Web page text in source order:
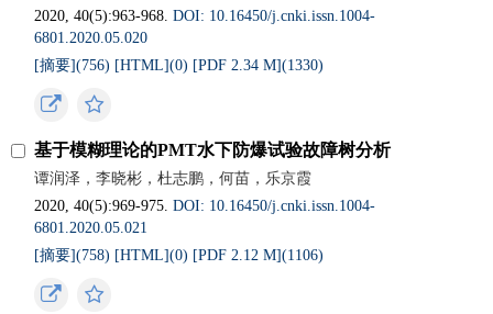
2020, 40(5):963-968.DOI: 10.16450/j.cnki.issn.1004-
6801.2020.05.020
[摘要](756) [HTML](0) [PDF 2.34 M](1330)
基于模糊理论的PMT水下防爆试验故障树分析
谭润泽，李晓彬，杜志鹏，何苗，乐京霞
2020, 40(5):969-975.DOI: 10.16450/j.cnki.issn.1004-
6801.2020.05.021
[摘要](758) [HTML](0) [PDF 2.12 M](1106)